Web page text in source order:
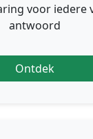
voor iedere
antwoord
Ontdek